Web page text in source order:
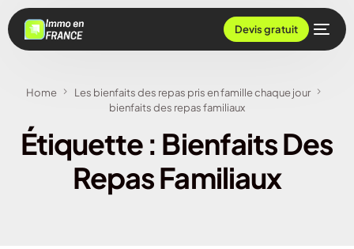
Devis gratuit
Home
Les bienfaits des repas pris en famille chaque jour
bienfaits des repas familiaux
Étiquette : Bienfaits Des
Repas Familiaux